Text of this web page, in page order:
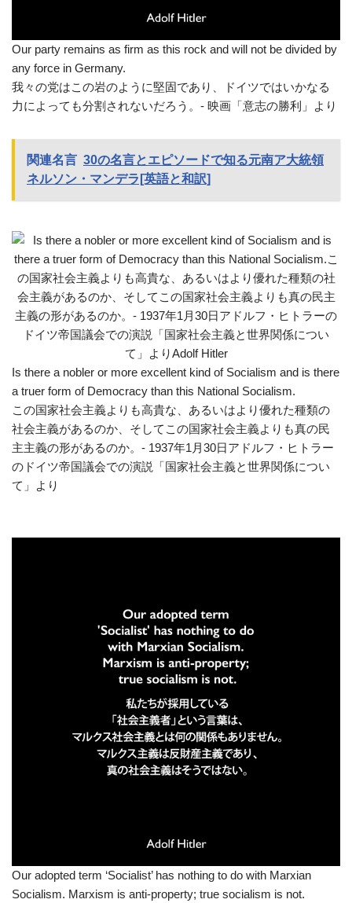
Our party remains as firm as this rock and will not be divided by
any force in Germany.
我々の党はこの岩のように堅固であり、ドイツではいかなる
力によっても分割されないだろう。- 映画「意志の勝利」より
関連名言 30の名言とエピソードで知る元南ア大統領
ネルソン・マンデラ[英語と和訳]
Is there a nobler or more excellent kind of Socialism and is there
a truer form of Democracy than this National Socialism.
この国家社会主義よりも高貴な、あるいはより優れた種類の
社会主義があるのか、そしてこの国家社会主義よりも真の民
主主義の形があるのか。- 1937年1月30日アドルフ・ヒトラー
のドイツ帝国議会での演説「国家社会主義と世界関係につい
て」より
Our adopted term ‘Socialist’ has nothing to do with Marxian
Socialism. Marxism is anti-property; true socialism is not.